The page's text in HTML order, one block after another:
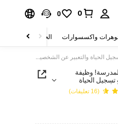
0
0
واكسسوارات الحقائب والأمتعة
حقيبة ظهر مخصصة، هدية رائعة للعودة إلى المدرسة! وظيفة "التخصيص + الصورة + الاسم" تلبي احتياجات تسجيل الحياة والتعبير عن الشخصية. اطبع الاسم الشخصي أو أمنيات العطلات لإنشاء حقيبة ظهر فريدة
وظيفة
الحياة
أمنيات العطلات
(16 تعليقات)
PRICE